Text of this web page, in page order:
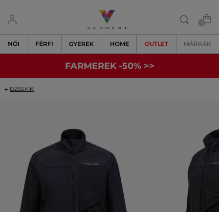
NŐI FÉRFI GYEREK HOME OUTLET MÁRKÁK
FARMEREK -50% >>
DZSEKIK